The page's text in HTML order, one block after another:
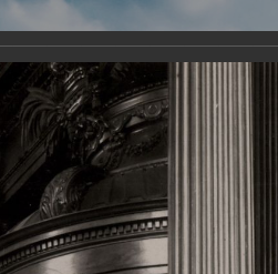
Земли
Сайт создан по
и